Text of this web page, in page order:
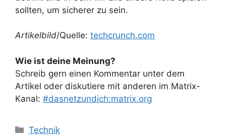
sollten, um sicherer zu sein.
Artikelbild/Quelle: techcrunch.com
Wie ist deine Meinung?
Schreib gern einen Kommentar unter dem
Artikel oder diskutiere mit anderen im Matrix-
Kanal: #dasnetzundich:matrix.org
Kategorien
Technik